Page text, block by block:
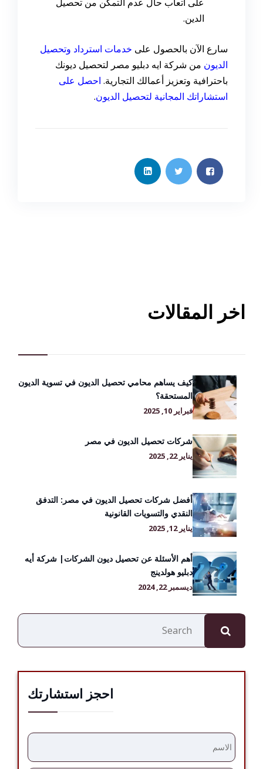
الدين.
سارع الآن بالحصول على خدمات استرداد وتحصيل
الديون من شركة ايه دبليو مصر لتحصيل ديونك
باحترافية وتعزيز أعمالك التجارية. احصل على
استشاراتك المجانية لتحصيل الديون.
اخر المقالات
كيف يساهم محامي تحصيل الديون في تسوية الديون
المستحقة؟
فبراير 10, 2025
شركات تحصيل الديون في مصر
يناير 22, 2025
أفضل شركات تحصيل الديون في مصر: التدفق
النقدي والتسويات القانونية
يناير 12, 2025
أهم الأسئلة عن تحصيل ديون الشركات| شركة أيه
دبليو هولدينج
ديسمبر 22, 2024
البحث
احجز استشارتك